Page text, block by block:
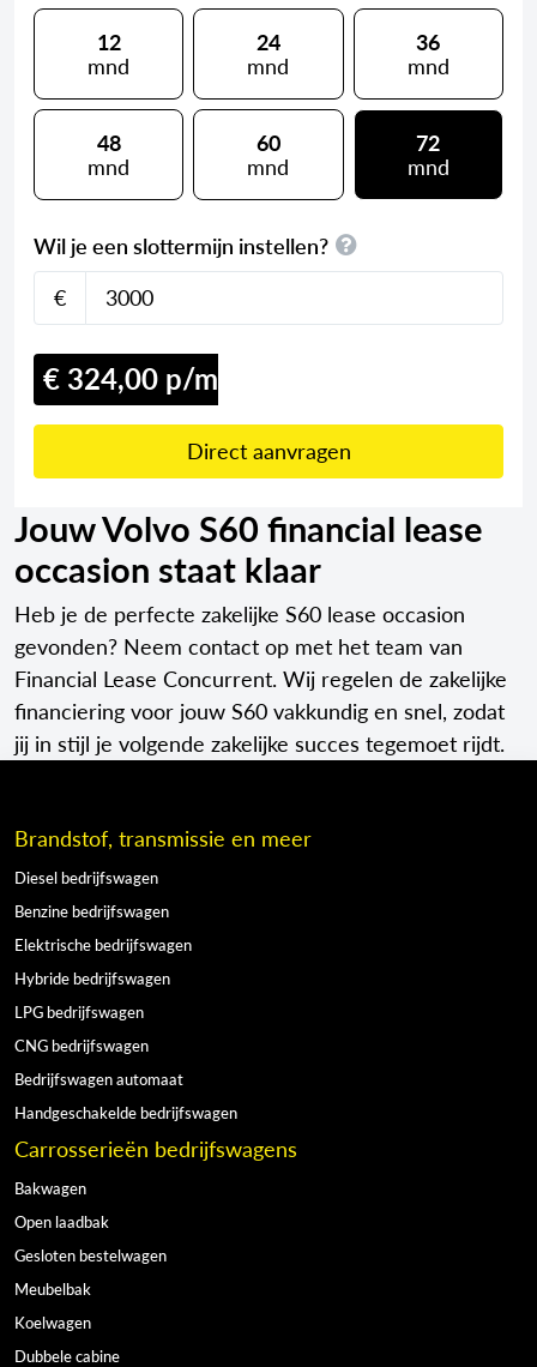
12
mnd
24
mnd
36
mnd
48
mnd
60
mnd
72
mnd
Wil je een slottermijn instellen?
€
€ 324,00 p/m
Direct aanvragen
Jouw Volvo S60 financial lease
occasion staat klaar
Heb je de perfecte zakelijke S60 lease occasion
gevonden? Neem contact op met het team van
Financial Lease Concurrent. Wij regelen de zakelijke
financiering voor jouw S60 vakkundig en snel, zodat
jij in stijl je volgende zakelijke succes tegemoet rijdt.
Brandstof, transmissie en meer
Diesel bedrijfswagen
Benzine bedrijfswagen
Elektrische bedrijfswagen
Hybride bedrijfswagen
LPG bedrijfswagen
CNG bedrijfswagen
Bedrijfswagen automaat
Handgeschakelde bedrijfswagen
Carrosserieën bedrijfswagens
Bakwagen
Open laadbak
Gesloten bestelwagen
Meubelbak
Koelwagen
Dubbele cabine